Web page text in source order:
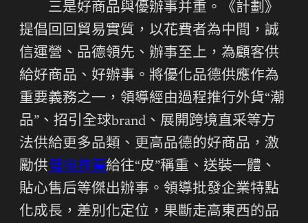
三是好商品與優辦事并重。《計劃》
提倡回回貿易實質，以花費者為中間，誠
信運營、品德領先、辦事至上，為顧客供
給好商品、好辦事。將優化品德供應作為
重要義務之一，領導經由過程推行外貨“潮
品”、招引全球brand、展開跨境直采等方
法供給更多品類、更高品德的好商品，激
勵供健檢推薦給往“皮”稱重、送裝一體、
貼心售后等傑出辦事。領導批發企業特點
化成長，差別化定位，果斷走高東西的品